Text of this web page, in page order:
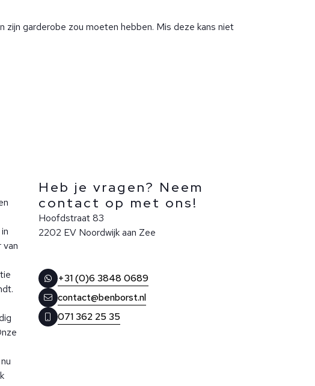
zijn garderobe zou moeten hebben. Mis deze kans niet
Heb je vragen? Neem
contact op met ons!
Hoofdstraat 83
2202 EV Noordwijk aan Zee
+31 (0)6 3848 0689
contact@benborst.nl
071 362 25 35